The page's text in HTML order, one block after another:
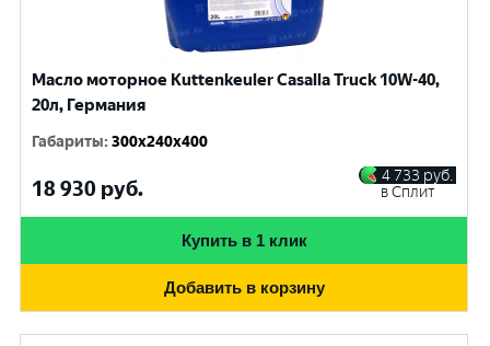
Масло моторное Kuttenkeuler Casalla Truck 10W-40,
20л, Германия
Габариты:300x240x400
18 930 руб.
4 733 руб.
в Сплит
Купить в 1 клик
Добавить в корзину